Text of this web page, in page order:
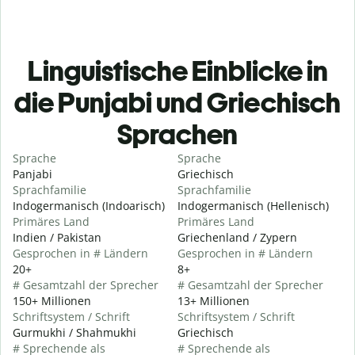
Linguistische Einblicke in
die Punjabi und Griechisch
Sprachen
Sprache
Panjabi
Sprachfamilie
Indogermanisch (Indoarisch)
Primäres Land
Indien / Pakistan
Gesprochen in # Ländern
20+
# Gesamtzahl der Sprecher
150+ Millionen
Schriftsystem / Schrift
Gurmukhi / Shahmukhi
# Sprechende als
Sprache
Griechisch
Sprachfamilie
Indogermanisch (Hellenisch)
Primäres Land
Griechenland / Zypern
Gesprochen in # Ländern
8+
# Gesamtzahl der Sprecher
13+ Millionen
Schriftsystem / Schrift
Griechisch
# Sprechende als